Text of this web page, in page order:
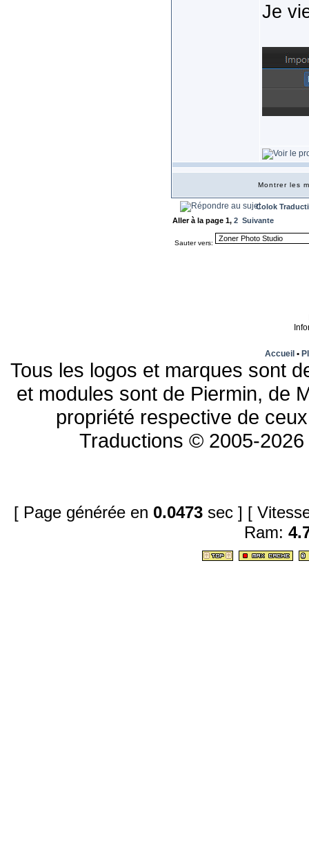
Je
Montrer les
Colok
Aller à la page 1, 2 Suivante
Sauter vers:
Accueil •
Tous les logos et marques sont
et modules sont de Piermin, de
propriété respective de
Traductions © 2005-
[ Page générée en 0.0473 sec ] [
Ram: